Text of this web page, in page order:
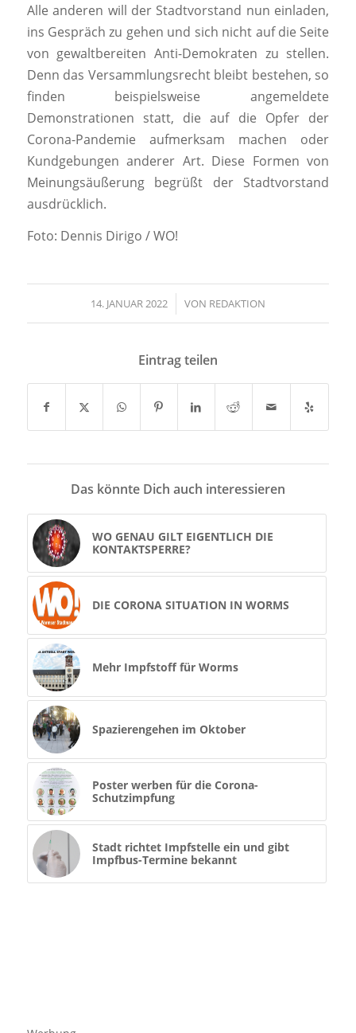
Alle anderen will der Stadtvorstand nun einladen,
ins Gespräch zu gehen und sich nicht auf die Seite
von gewaltbereiten Anti-Demokraten zu stellen.
Denn das Versammlungsrecht bleibt bestehen, so
finden beispielsweise angemeldete
Demonstrationen statt, die auf die Opfer der
Corona-Pandemie aufmerksam machen oder
Kundgebungen anderer Art. Diese Formen von
Meinungsäußerung begrüßt der Stadtvorstand
ausdrücklich.
Foto: Dennis Dirigo / WO!
14. JANUAR 2022
/ VON REDAKTION
Eintrag teilen
Das könnte Dich auch interessieren
WO GENAU GILT EIGENTLICH DIE
KONTAKTSPERRE?
DIE CORONA SITUATION IN WORMS
Mehr Impfstoff für Worms
Spazierengehen im Oktober
Poster werben für die Corona-
Schutzimpfung
Stadt richtet Impfstelle ein und gibt
Impfbus-Termine bekannt